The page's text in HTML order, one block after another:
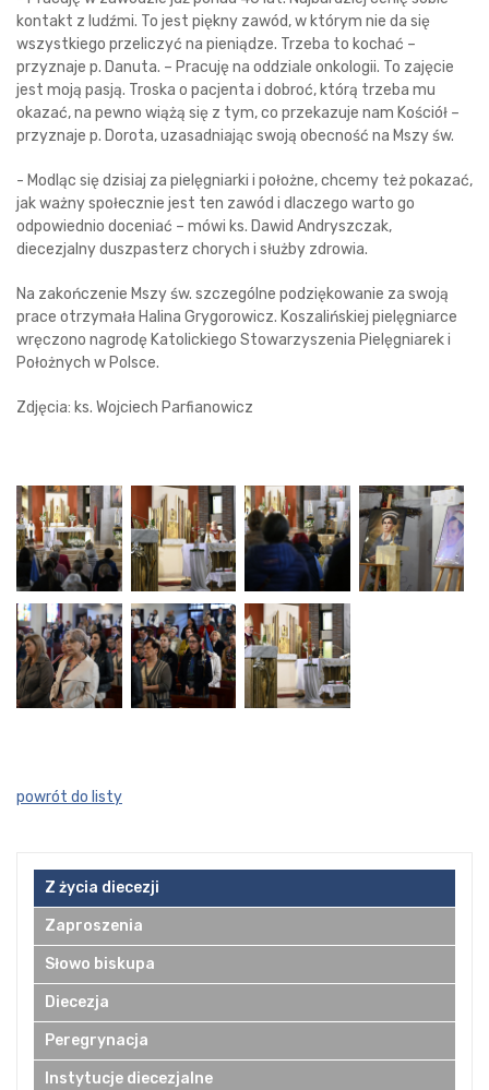
kontakt z ludźmi. To jest piękny zawód, w którym nie da się
wszystkiego przeliczyć na pieniądze. Trzeba to kochać –
przyznaje p. Danuta. – Pracuję na oddziale onkologii. To zajęcie
jest moją pasją. Troska o pacjenta i dobroć, którą trzeba mu
okazać, na pewno wiążą się z tym, co przekazuje nam Kościół –
przyznaje p. Dorota, uzasadniając swoją obecność na Mszy św.
- Modląc się dzisiaj za pielęgniarki i położne, chcemy też pokazać,
jak ważny społecznie jest ten zawód i dlaczego warto go
odpowiednio doceniać – mówi ks. Dawid Andryszczak,
diecezjalny duszpasterz chorych i służby zdrowia.
Na zakończenie Mszy św. szczególne podziękowanie za swoją
prace otrzymała Halina Grygorowicz. Koszalińskiej pielęgniarce
wręczono nagrodę Katolickiego Stowarzyszenia Pielęgniarek i
Położnych w Polsce.
Zdjęcia: ks. Wojciech Parfianowicz
powrót do listy
Z życia diecezji
Zaproszenia
Słowo biskupa
Diecezja
Peregrynacja
Instytucje diecezjalne